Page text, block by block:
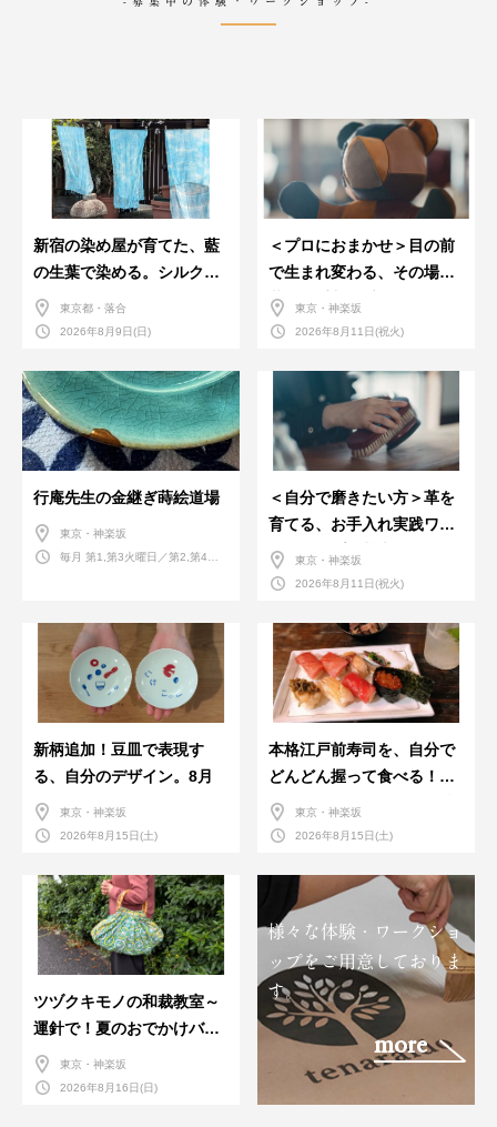
新宿の染め屋が育てた、藍
の生葉で染める。シルクの
ストール
東京都・落合
2026年8月9日(日)
＜プロにおまかせ＞目の前
で生まれ変わる、その場で
革のお手入れ受付会。
東京・神楽坂
2026年8月11日(祝火)
行庵先生の金継ぎ蒔絵道場
東京・神楽坂
毎月 第1,第3火曜日／第2,第4火
＜自分で磨きたい方＞革を
育てる、お手入れ実践ワー
クショップ。基本編！
東京・神楽坂
2026年8月11日(祝火)
新柄追加！豆皿で表現す
る、自分のデザイン。8月
東京・神楽坂
2026年8月15日(土)
本格江戸前寿司を、自分で
どんどん握って食べる！職
人さんに教わる＜握りの練
習会＞８月
東京・神楽坂
2026年8月15日(土)
ツヅクキモノの和裁教室～
運針で！夏のおでかけバン
ダナバッグづくり～
東京・神楽坂
2026年8月16日(日)
様々な体験・ワークショ
ップをご用意しておりま
す。
more